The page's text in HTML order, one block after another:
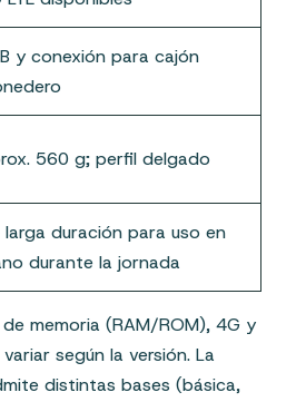
y conexión para cajón
560 g; perfil delgado
larga duración para uso en
durante la jornada
memoria (RAM/ROM), 4G y
según la versión. La
distintas bases (básica,